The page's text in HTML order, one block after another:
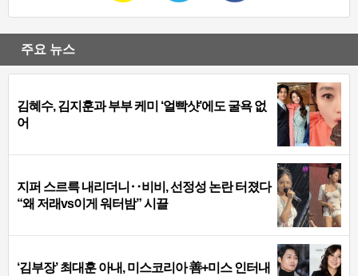
주요 뉴스
김혜수, 김지훈과 부부 케미 ‘얼빡샷’에도 굴욕 없
어
지퍼 스르륵 내리더니‥비비, 선정성 논란 터졌다
“왜 저래vs이게 워터밤” 시끌
‘김부장’ 최대훈 아내, 미스코리아 善+미스 인터내